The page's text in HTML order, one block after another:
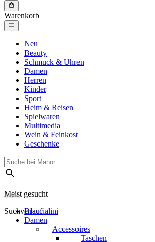
Warenkorb
Neu
Beauty
Schmuck & Uhren
Damen
Herren
Kinder
Sport
Heim & Reisen
Spielwaren
Multimedia
Wein & Feinkost
Geschenke
Meist gesucht
Suchverlauf
Braccialini
Damen
Accessoires
Taschen